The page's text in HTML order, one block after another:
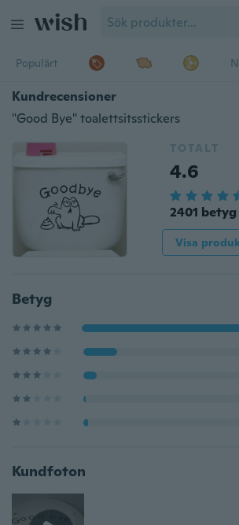
Populärt
Kundrecensioner
"Good Bye" toalettsitsstickers
TOTALT
4.6
2401 betyg
Visa
Betyg
Kundfoton